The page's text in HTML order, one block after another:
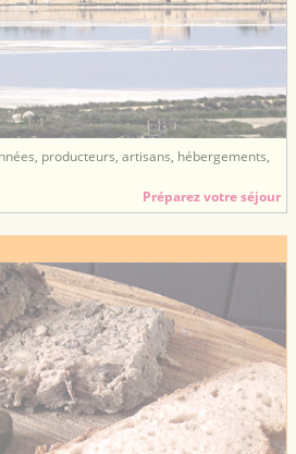
producteurs, artisans, hébergements,
Préparez votre séjour